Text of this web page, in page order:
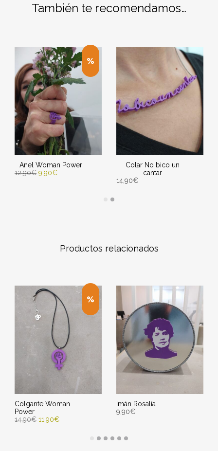
También te recomendamos…
Anel Woman Power
12,90€ 9,90€
Colar No bico un
cantar
14,90€
Productos relacionados
Colgante Woman
Power
14,90€ 11,90€
Imán Rosalía
9,90€